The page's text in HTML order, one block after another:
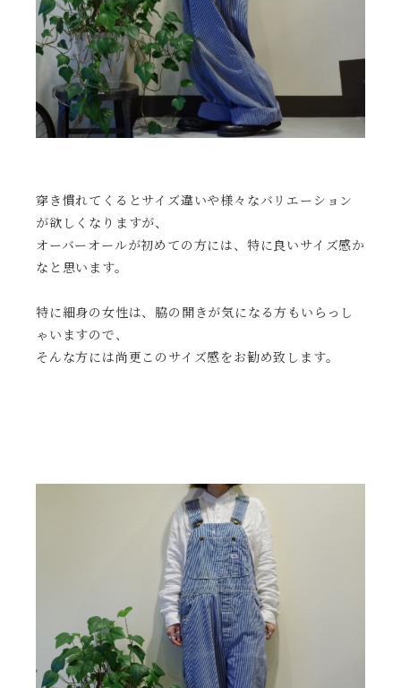
穿き慣れてくるとサイズ違いや様々なバリエーション
が欲しくなりますが、
オーバーオールが初めての方には、特に良いサイズ感か
なと思います。
特に細身の女性は、脇の開きが気になる方もいらっし
ゃいますので、
そんな方には尚更このサイズ感をお勧め致します。